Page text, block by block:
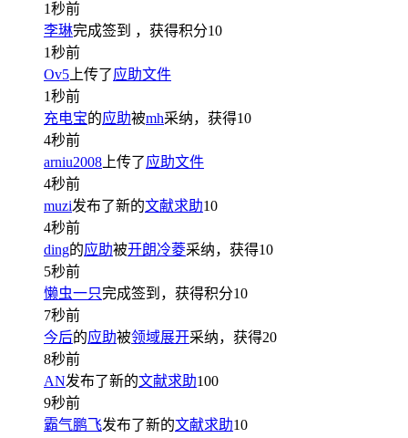
1秒前
李琳完成签到 ，获得积分10
1秒前
Ov5 上传了应助文件
1秒前
充电宝的应助被mh采纳，获得10
4秒前
arniu2008 上传了应助文件
4秒前
muzi发布了新的文献求助10
4秒前
ding的应助被开朗冷菱采纳，获得10
5秒前
懒虫一只完成签到，获得积分10
7秒前
今后的应助被领域展开采纳，获得20
8秒前
AN发布了新的文献求助100
9秒前
霸气鹏飞发布了新的文献求助10